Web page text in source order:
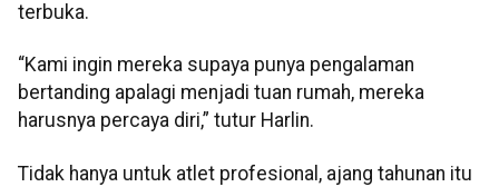
terbuka.
“Kami ingin mereka supaya punya pengalaman
bertanding apalagi menjadi tuan rumah, mereka
harusnya percaya diri,” tutur Harlin.
Tidak hanya untuk atlet profesional, ajang tahunan itu